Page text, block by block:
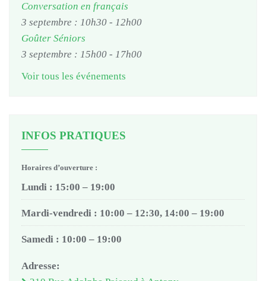
Conversation en français
3 septembre : 10h30 - 12h00
Goûter Séniors
3 septembre : 15h00 - 17h00
Voir tous les événements
INFOS PRATIQUES
Horaires d’ouverture :
Lundi : 15:00 – 19:00
Mardi-vendredi : 10:00 – 12:30, 14:00 – 19:00
Samedi : 10:00 – 19:00
Adresse: